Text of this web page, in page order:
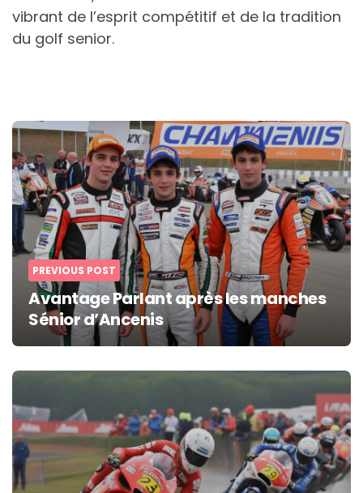
vibrant de l’esprit compétitif et de la tradition
du golf senior.
Post
navigation
PREVIOUS POST
Avantage Parlant après les manches
Sénior d’Ancenis